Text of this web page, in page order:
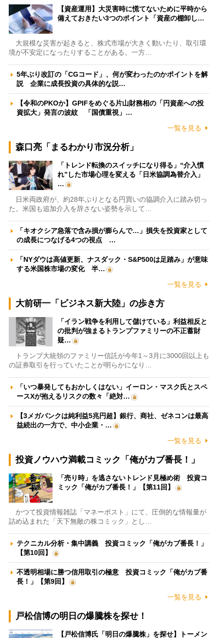
【資産運用】大災害時に慌てないために平時から
備えておきたい3つのポイント「資産の棚卸し…
大規模な災害が起きると、株式市場が大きく動いたり、取引環
境が不安定になったりすることがある。一方…
5年ぶり改訂の「CGコード」、何が変わったのかポイントを解
説 企業に成長投資の具体的な説…
【令和のPKOか】GPIFをめぐる片山財務相の「円資産への投
資拡大」発言の波紋 「国債重視」…
一覧を見る
森口亮「まるわかり市況分析」
「トレンド転換のスイッチになり得る」“介入慣
れ”した市場心理を変える「日米協調為替介入」
…
日米両政府が、約28年ぶりとなる円買いの協調介入に踏み切っ
た。米国も追加介入を辞さない姿勢を示して…
「キオクシア急落で含み損が膨らんで…」損失を投資家として
の成長につなげる4つの視点 …
「NYダウは高値更新、ナスダック・S&P500は足踏み」が意味
する米国株市場の変化 半…
一覧を見る
大前研一「ビジネス新大陸」の歩き方
「イラン戦争を利用して儲けている」利益相反と
の批判が強まるトランプファミリーの不正蓄財
疑…
トランプ大統領のファミリー信託が今年1～3月に3000回以上も
の証券取引を行っていたことが明らかになり…
「いつ暴発してもおかしくはない」イーロン・マスク氏とスペ
ースXが抱えるリスクの数々「絶対…
【3メガバンクは純利益5兆円超】銀行、商社、ゼネコンは最高
益続出の一方で、中小企業・…
一覧を見る
投資ノウハウ満載コミック「俺がカブ番長！」
「売り時」を逃さないトレンド見極め術 投資コ
ミック「俺がカブ番長！」【第11回】
かつて投資情報雑誌「マネーポスト」にて、圧倒的な情報量が
詰め込まれた「天下無敵の株コミック」とし…
テクニカル分析・集中講義 投資コミック「俺がカブ番長！」
【第10回】
不透明相場に勝つ信用取引の極意 投資コミック「俺がカブ番
長！」【第9回】
一覧を見る
戸松信博の明日の爆騰株を探せ！
【戸松信博氏「明日の爆騰株」を探せ】トーメン